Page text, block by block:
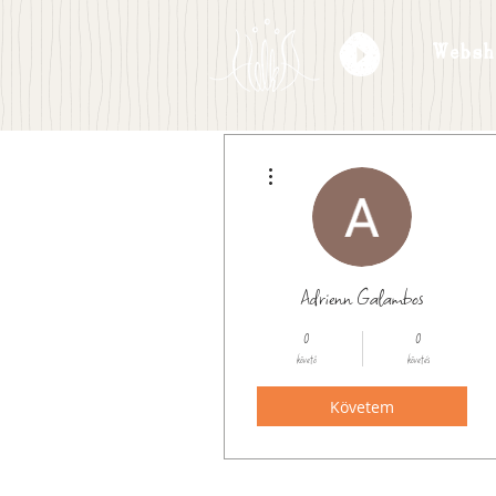
Adrienn Galambos
0
követő
0
követés
Követem